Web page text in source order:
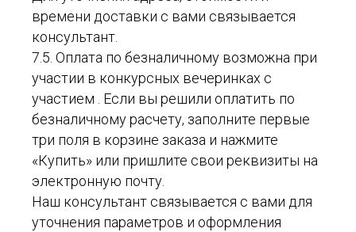
времени доставки с вами связывается
консультант.
7.5. Оплата по безналичному возможна при
участии в конкурсных вечеринках с
участием . Если вы решили оплатить по
безналичному расчету, заполните первые
три поля в корзине заказа и нажмите
«Купить» или пришлите свои реквизиты на
электронную почту.
Наш консультант связывается с вами для
уточнения параметров и оформления